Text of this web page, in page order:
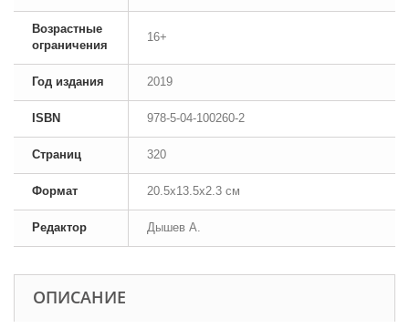
Возрастные
ограничения
16+
Год издания 2019
ISBN 978-5-04-100260-2
Страниц 320
Формат 20.5x13.5x2.3 см
Редактор Дышев А.
ОПИСАНИЕ